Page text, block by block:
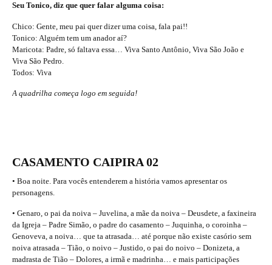
Seu Tonico, diz que quer falar alguma coisa:
Chico: Gente, meu pai quer dizer uma coisa, fala pai!!
Tonico: Alguém tem um anador aí?
Maricota: Padre, só faltava essa… Viva Santo Antônio, Viva São João e
Viva São Pedro.
Todos: Viva
A quadrilha começa logo em seguida!
CASAMENTO CAIPIRA 02
• Boa noite. Para vocês entenderem a história vamos apresentar os
personagens.
• Genaro, o pai da noiva – Juvelina, a mãe da noiva – Deusdete, a faxineira
da Igreja – Padre Simão, o padre do casamento – Juquinha, o coroinha –
Genoveva, a noiva… que ta atrasada… até porque não existe casório sem
noiva atrasada – Tião, o noivo – Justido, o pai do noivo – Donizeta, a
madrasta de Tião – Dolores, a irmã e madrinha… e mais participações